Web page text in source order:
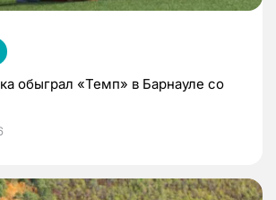
обыграл «Темп» в Барнауле со